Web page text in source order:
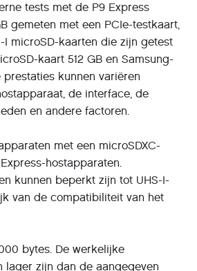
tests met de P9 Express
gemeten met een PCIe-testkaart,
I microSD-kaarten die zijn getest
kaart 512 GB en Samsung-
kunnen variëren
de interface, de
en andere factoren.
met een microSDXC-
hostapparaten.
kunnen beperkt zijn tot UHS-I-
van de compatibiliteit van het
bytes. De werkelijke
lager zijn dan de aangegeven